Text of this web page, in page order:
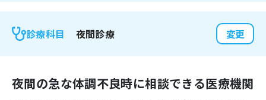
よくあるご質問
診療科目 夜間診療 変更
夜間の急な体調不良時に相談できる医療機関